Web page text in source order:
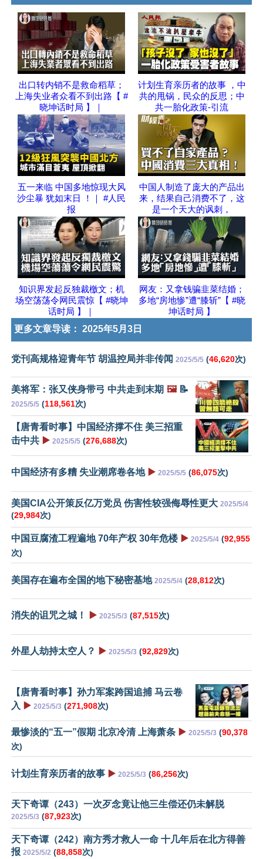
出口转内销不是救命稻草；
上海失业者众看不到出路【 #
晓坤话时局 】｜
计划生育亲历者的故事 ，中
共的甩锅，民众的反思；中
共一胎化政策-引流
五一来临 中国多地惊现大风
沙尘暴 犹如末日 ！｜ #人民
报
中国人制造了庞大的产品出
来，结果自己消费不了，这
是一个天大的讽刺，
知识界发起反独裁檄文；机
场空荡荡令网民震惊【 #晓坤
话时局 】｜
网友：又拿钱骗韭菜结婚；
多地“房地惨”遭“膝斩”【 #晓
坤话时局 】
更多文章导读： 2025年5月3日
党刊高规格迎青年节 胡温控局并非传闻 2025/5/5 (46,620次)
美将军：张又侠身带弓 中共走到末期 🖼️📝
2025/5/5 (118,561次)
【唐青看时事】中国经济撑不住 美三招重
击中共 ▶️ 2025/5/5 (276,688次)
中国经济有多糟 失业潮席卷各地 ▶️ 2025/5/5 (86,075次)
美国CIA公开策反亿万党员 伤害性较强侮辱性更大 2025/5/4
(29,984次)
中国豆腐渣工程遍地 70年产权 30年危楼 ▶️ 2025/5/4 (92,955
次)
美国存在遍布全国的地下秘密基地 2025/5/4 (28,812次)
消失的诅咒之城！ ▶️ 2025/5/3 (87,515次)
外星人劫持太空人？ ▶️ 2025/5/3 (92,829次)
【唐青看时事】孙力军案跨国追捕 马云卷
入 ▶️ 2025/5/3 (271,908次)
最惨淡的“五一”假期 北京冷清 上海萧条 ▶️ 2025/5/3 (90,378
次)
计划生育亲历者的故事 ▶️ 2025/5/3 (86,256次)
天下奇谭（243）一次歹念竟让他三生偿还仍未解脱
2025/5/3 (87,923次)
天下奇谭（242）南方秀才救人一命 十几年后在北方得善
报 2025/5/2 (88,858次)